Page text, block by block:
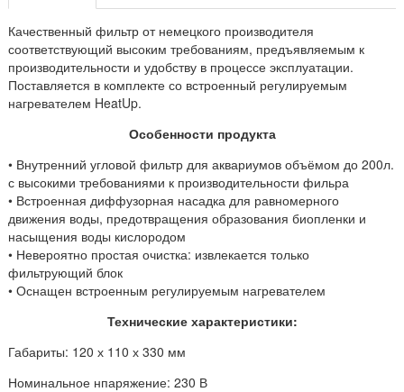
Качественный фильтр от немецкого производителя
соответствующий высоким требованиям, предъявляемым к
производительности и удобству в процессе эксплуатации.
Поставляется в комплекте со встроенный регулируемым
нагревателем HeatUp.
Особенности продукта
• Внутренний угловой фильтр для аквариумов объёмом до 200л.
с высокими требованиями к производительности фильра
• Встроенная диффузорная насадка для равномерного
движения воды, предотвращения образования биопленки и
насыщения воды кислородом
• Невероятно простая очистка: извлекается только
фильтрующий блок
• Оснащен встроенным регулируемым нагревателем
Технические характеристики:
Габариты: 120 х 110 х 330 мм
Номинальное нпаряжение: 230 В